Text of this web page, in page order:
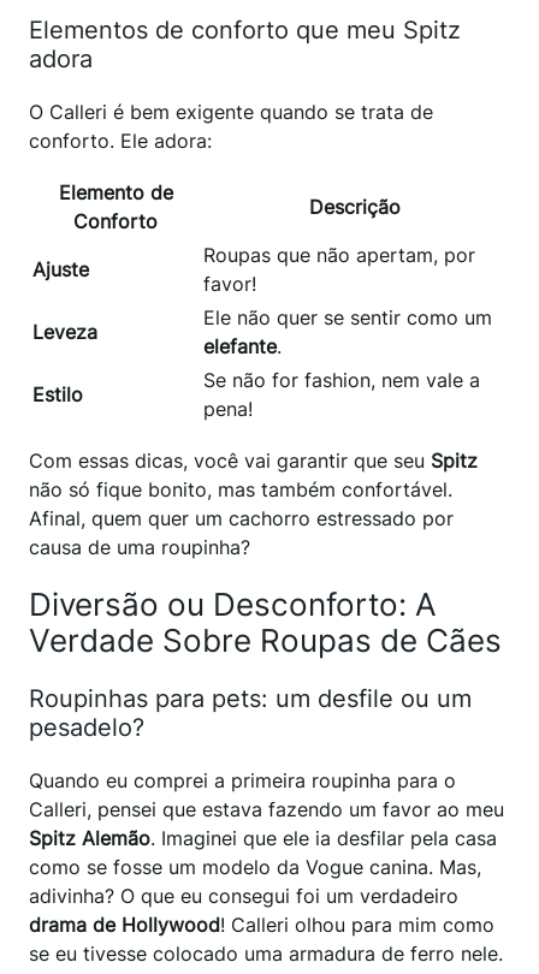
Elementos de conforto que meu Spitz
adora
O Calleri é bem exigente quando se trata de
conforto. Ele adora:
Elemento de
Conforto
Descrição
Ajuste
Roupas que não apertam, por
favor!
Leveza
Ele não quer se sentir como um
elefante.
Estilo
Se não for fashion, nem vale a
pena!
Com essas dicas, você vai garantir que seu Spitz
não só fique bonito, mas também confortável.
Afinal, quem quer um cachorro estressado por
causa de uma roupinha?
Diversão ou Desconforto: A
Verdade Sobre Roupas de Cães
Roupinhas para pets: um desfile ou um
pesadelo?
Quando eu comprei a primeira roupinha para o
Calleri, pensei que estava fazendo um favor ao meu
Spitz Alemão. Imaginei que ele ia desfilar pela casa
como se fosse um modelo da Vogue canina. Mas,
adivinha? O que eu consegui foi um verdadeiro
drama de Hollywood! Calleri olhou para mim como
se eu tivesse colocado uma armadura de ferro nele.